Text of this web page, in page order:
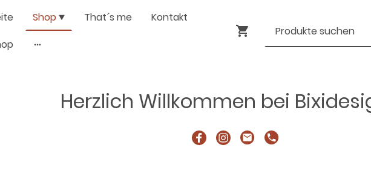
Shop That´s me
Kontakt
Herzlich Willkommen bei